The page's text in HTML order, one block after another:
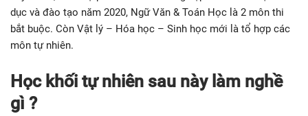
dục và đào tạo năm 2020, Ngữ Văn & Toán Học là 2 môn thi
bắt buộc. Còn Vật lý – Hóa học – Sinh học mới là tổ hợp các
môn tự nhiên.
Học khối tự nhiên sau này làm nghề
gì ?